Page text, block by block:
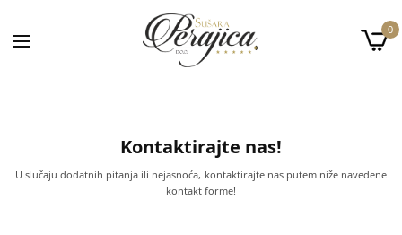
0
Kontaktirajte nas!
U slučaju dodatnih pitanja ili nejasnoća, kontaktirajte nas putem niže navedene
kontakt forme!